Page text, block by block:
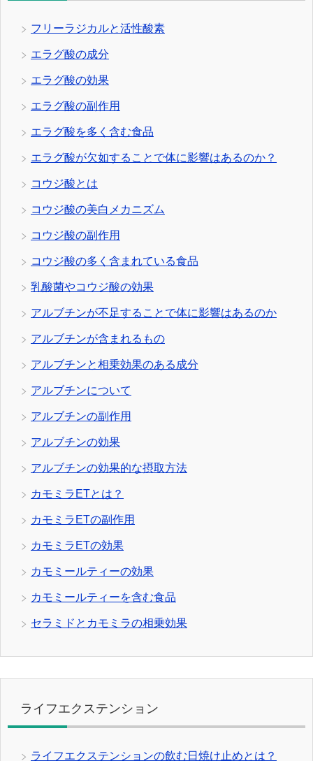
フリーラジカルと活性酸素
エラグ酸の成分
エラグ酸の効果
エラグ酸の副作用
エラグ酸を多く含む食品
エラグ酸が欠如することで体に影響はあるのか？
コウジ酸とは
コウジ酸の美白メカニズム
コウジ酸の副作用
コウジ酸の多く含まれている食品
乳酸菌やコウジ酸の効果
アルブチンが不足することで体に影響はあるのか
アルブチンが含まれるもの
アルブチンと相乗効果のある成分
アルブチンについて
アルブチンの副作用
アルブチンの効果
アルブチンの効果的な摂取方法
カモミラETとは？
カモミラETの副作用
カモミラETの効果
カモミールティーの効果
カモミールティーを含む食品
セラミドとカモミラの相乗効果
ライフエクステンション
ライフエクステンションの飲む日焼け止めとは？